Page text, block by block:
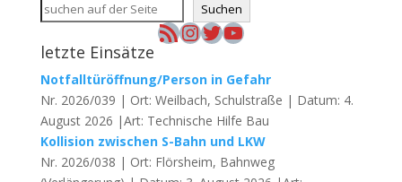
Suchen
RSS-FeedInstagram
Twitter
YouTube
letzte Einsätze
Notfalltüröffnung/Person in Gefahr
Nr. 2026/039 | Ort: Weilbach, Schulstraße | Datum: 4.
August 2026 |Art: Technische Hilfe Bau
Kollision zwischen S-Bahn und LKW
Nr. 2026/038 | Ort: Flörsheim, Bahnweg